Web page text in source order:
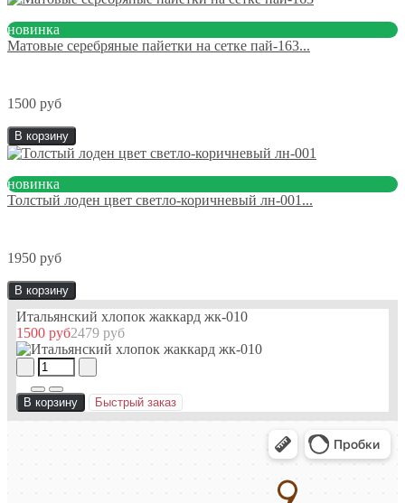
новинка
Матовые серебряные пайетки на сетке пай-163...
1500 руб
В корзину
новинка
Толстый лоден цвет светло-коричневый лн-001...
1950 руб
В корзину
Итальянский хлопок жаккард жк-010
1500 руб2479 руб
В корзину Быстрый заказ